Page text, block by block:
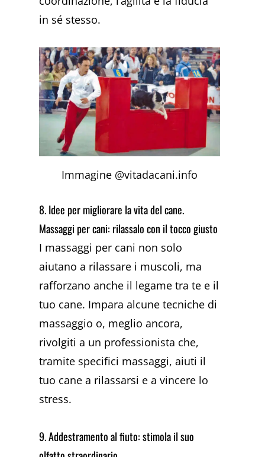
in sé stesso.
Immagine @vitadacani.info
8. Idee per migliorare la vita del cane.
Massaggi per cani: rilassalo con il tocco giusto
I massaggi per cani non solo
aiutano a rilassare i muscoli, ma
rafforzano anche il legame tra te e il
tuo cane. Impara alcune tecniche di
massaggio o, meglio ancora,
rivolgiti a un professionista che,
tramite specifici massaggi, aiuti il
tuo cane a rilassarsi e a vincere lo
stress.
9. Addestramento al fiuto: stimola il suo